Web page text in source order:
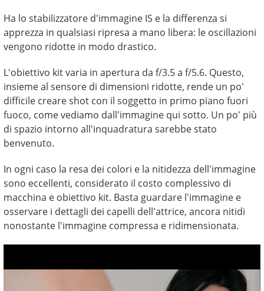
Ha lo stabilizzatore d'immagine IS e la differenza si
apprezza in qualsiasi ripresa a mano libera: le oscillazioni
vengono ridotte in modo drastico.
L'obiettivo kit varia in apertura da f/3.5 a f/5.6. Questo,
insieme al sensore di dimensioni ridotte, rende un po'
difficile creare shot con il soggetto in primo piano fuori
fuoco, come vediamo dall'immagine qui sotto. Un po' più
di spazio intorno all'inquadratura sarebbe stato
benvenuto.
In ogni caso la resa dei colori e la nitidezza dell'immagine
sono eccellenti, considerato il costo complessivo di
macchina e obiettivo kit. Basta guardare l'immagine e
osservare i dettagli dei capelli dell'attrice, ancora nitidi
nonostante l'immagine compressa e ridimensionata.